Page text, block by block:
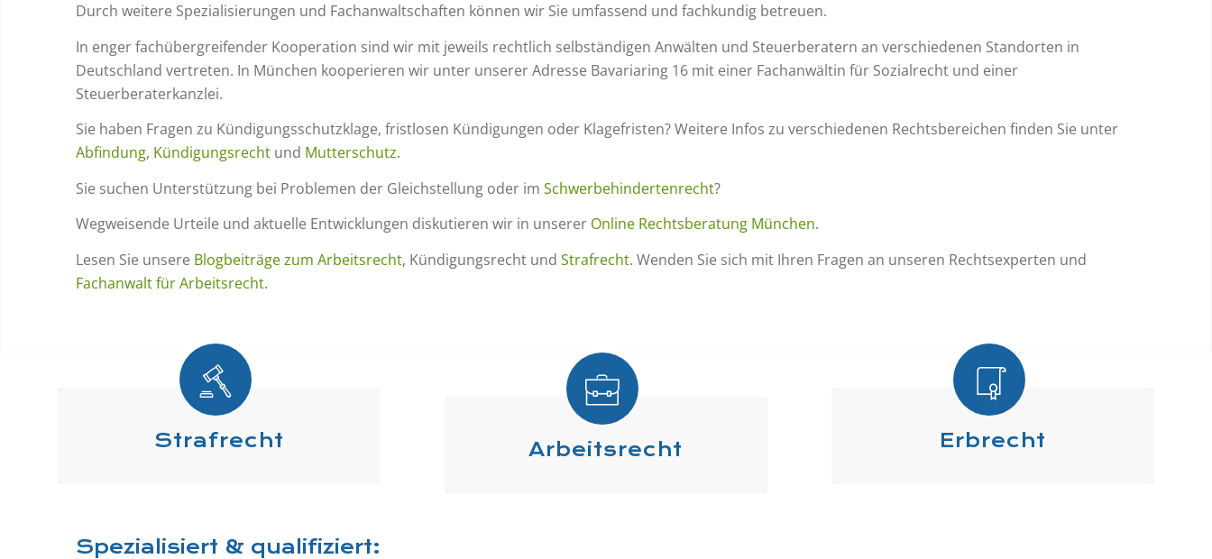
Durch weitere Spezialisierungen und Fachanwaltschaften können wir Sie umfassend und fachkundig betreuen.
In enger fachübergreifender Kooperation sind wir mit jeweils rechtlich selbständigen Anwälten und Steuerberatern an verschiedenen Standorten in
Deutschland vertreten. In München kooperieren wir unter unserer Adresse Bavariaring 16 mit einer Fachanwältin für Sozialrecht und einer
Steuerberaterkanzlei.
Sie haben Fragen zu Kündigungsschutzklage, fristlosen Kündigungen oder Klagefristen? Weitere Infos zu verschiedenen Rechtsbereichen finden Sie unter
Abfindung, Kündigungsrechtund Mutterschutz.
Sie suchen Unterstützung bei Problemen der Gleichstellung oder im Schwerbehindertenrecht?
Wegweisende Urteile und aktuelle Entwicklungen diskutieren wir in unserer Online Rechtsberatung München.
Lesen Sie unsere Blogbeiträge zum Arbeitsrecht, Kündigungsrecht und Strafrecht. Wenden Sie sich mit Ihren Fragen an unseren Rechtsexperten und
Fachanwalt für Arbeitsrecht.
Strafrecht Arbeitsrecht Erbrecht
Spezialisiert & qualifiziert: